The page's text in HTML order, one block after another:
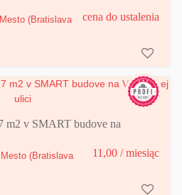
(Bratislava
cena do ustalenia
m2 v SMART budove na
(Bratislava
11,00 / miesiąc